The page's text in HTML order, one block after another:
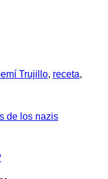
Trujillo, receta,
de los nazis